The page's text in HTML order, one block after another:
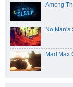
Among
No Man's
Mad Max